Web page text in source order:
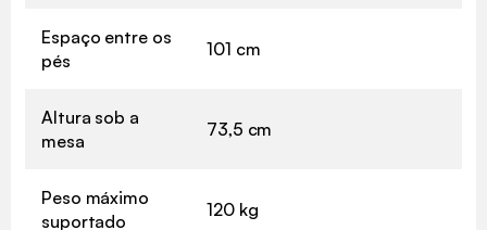
Espaço entre os
pés
101 cm
Altura sob a
mesa
73,5 cm
Peso máximo
suportado
120 kg